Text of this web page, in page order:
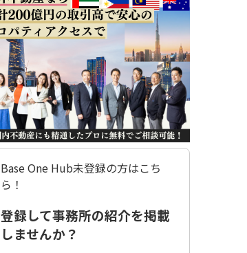
Base One Hub未登録の方はこち
ら！
登録して事務所の紹介を掲載
しませんか？